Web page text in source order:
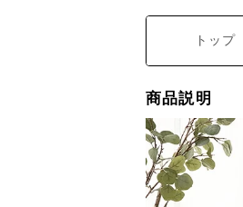
トップ
商品説明